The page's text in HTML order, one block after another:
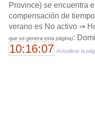
Province) se encuentra
compensación de
verano es No activo ⇒
que se genera esta página):
10:16:07 Actualizar la